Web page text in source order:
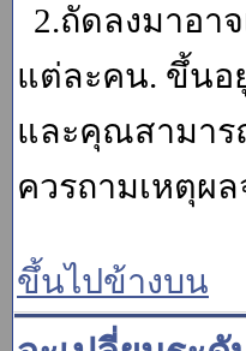
2.ถัดลงมาอา
แต่ละคน. ขึ้นอ
และคุณสามาร
ควรถามเหตุผ
ขึ้นไปข้างบน